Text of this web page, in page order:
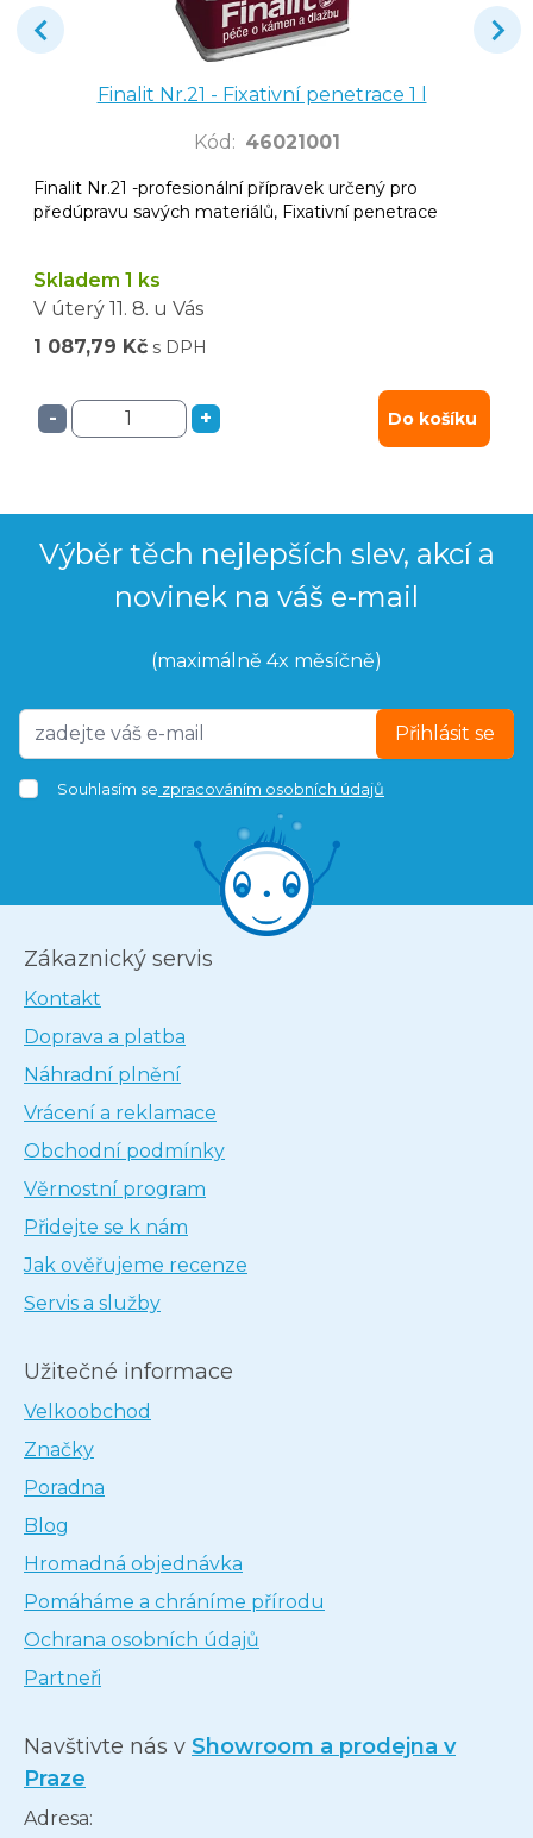
Finalit Nr.21 - Fixativní penetrace 1 l
Kód : 46021001
Finalit Nr.21 -profesionální přípravek určený pro
předúpravu savých materiálů, Fixativní penetrace
Skladem 1 ks
V úterý 11. 8. u Vás
1 087,79 Kč s DPH
- + Do košíku
Výběr těch nejlepších slev, akcí a
novinek na váš e-mail
(maximálně 4x měsíčně)
Přihlásit se
Souhlasím se zpracováním osobních údajů
Zákaznický servis
Kontakt
Doprava a platba
Náhradní plnění
Vrácení a reklamace
Obchodní podmínky
Věrnostní program
Přidejte se k nám
Jak ověřujeme recenze
Servis a služby
Užitečné informace
Velkoobchod
Značky
Poradna
Blog
Hromadná objednávka
Pomáháme a chráníme přírodu
Ochrana osobních údajů
Partneři
Navštivte nás v Showroom a prodejna v
Praze
Adresa: